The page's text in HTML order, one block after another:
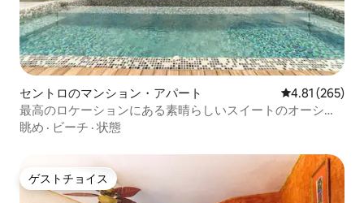
セントロのマンション・アパート レビュー265
4.81 (265)
最高のロケーションにある素晴らしいスイートのオーシャ
ンビュー！
眺め · ビーチ · 状態
ゲストチョイス
ゲストチョイス